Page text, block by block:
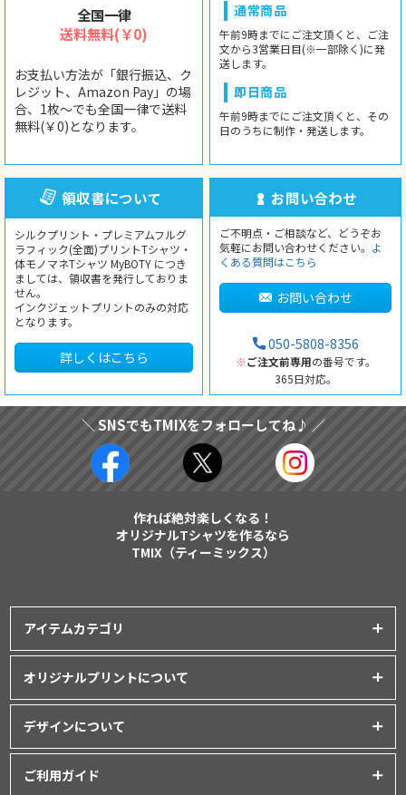
全国一律
送料無料(￥0)
お支払い方法が「銀行振込、ク
レジット、Amazon Pay」の場
合、1枚〜でも全国一律で送料
無料(￥0)となります。
通常商品
午前9時までにご注文頂くと、ご注
文から3営業日目(※一部除く)に発
送します。
即日商品
午前9時までにご注文頂くと、その
日のうちに制作・発送します。
領収書について
シルクプリント・プレミアムフルグ
ラフィック(全面)プリントTシャツ・
体モノマネTシャツ MyBOTY につき
ましては、領収書を発行しておりま
せん。
インクジェットプリントのみの対応
となります。
詳しくはこちら
お問い合わせ
ご不明点・ご相談など、どうぞお
気軽にお問い合わせください。 よ
くある質問はこちら
お問い合わせ
050-5808-8356
※ご注文前専用の番号です。
365日対応。
＼ SNSでもTMIXをフォローしてね♪ ／
作れば絶対楽しくなる！
オリジナルTシャツを作るなら
TMIX（ティーミックス）
アイテムカテゴリ
ポロシャツ│ スポーツウェア
パーカー・スウェット│ベビー服
バッグ・ポーチ
オリジナルプリントについて
シルクスクリーンプリント
デザインについて
ご利用ガイド